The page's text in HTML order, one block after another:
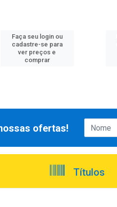
Faça seu login ou
cadastre-se para
ver preços e
comprar
ofertas!
Títulos